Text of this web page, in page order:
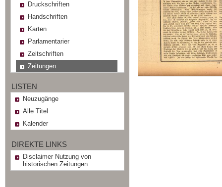
Druckschriften
Handschriften
Karten
Parlamentarier
Zeitschriften
Zeitungen
LISTEN
Neuzugänge
Alle Titel
Kalender
DIREKTE LINKS
Disclaimer Nutzung von
historischen Zeitungen